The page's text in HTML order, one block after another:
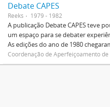
Debate CAPES
Reeks 1979 - 1982
A publicação Debate CAPES teve
um espaço para se debater
As edições do ano de 1980
Coordenação de Aperfeiçoamento de